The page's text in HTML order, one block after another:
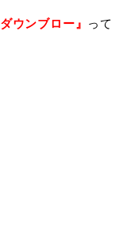
ダウンブロー 』 って